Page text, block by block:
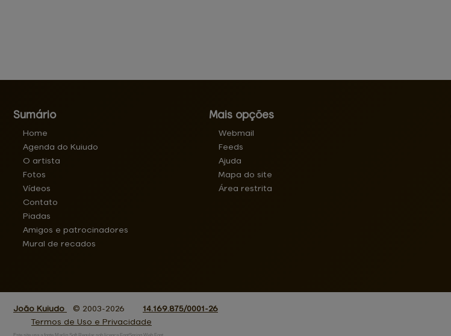
Sumário
Home
Agenda do Kuiudo
O artista
Fotos
Vídeos
Contato
Piadas
Amigos e patrocinadores
Mural de recados
Mais opções
Webmail
Feeds
Ajuda
Mapa do site
Área restrita
João Kuiudo © 2003-2026
14.169.875/0001-26
Termos de Uso e Privacidade